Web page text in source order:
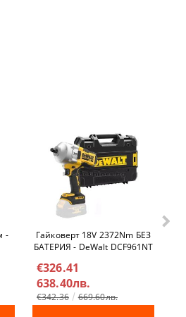
-
Гайковерт 18V 2372Nm БЕЗ
БАТЕРИЯ - DeWalt DCF961NT
€326.41
638.40лв.
€342.36 669.60лв.